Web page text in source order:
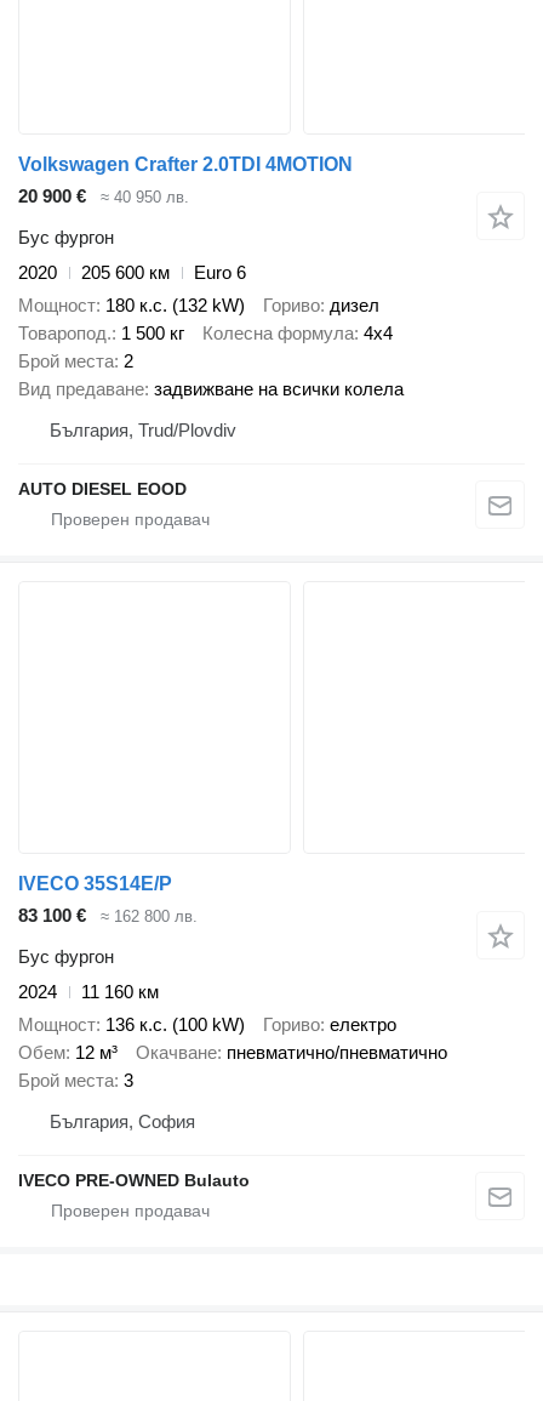
Volkswagen Crafter 2.0TDI 4MOTION
20 900 €
≈ 40 950 лв.
Бус фургон
2020
205 600 км
Euro 6
Мощност 180 к.с. (132 kW) Гориво дизел
Товаропод. 1 500 кг Колесна формула 4x4
Брой места 2
Вид предаване задвижване на всички колела
България, Trud/Plovdiv
AUTO DIESEL EOOD
IVECO 35S14E/P
83 100 €
≈ 162 800 лв.
Бус фургон
2024
11 160 км
Мощност 136 к.с. (100 kW) Гориво електро
Обем 12 м³ Окачване пневматично/пневматично
Брой места 3
България, София
IVECO PRE-OWNED Bulauto